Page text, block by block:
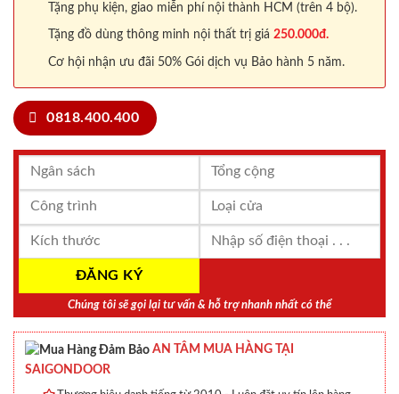
Tặng phụ kiện, giao miễn phí nội thành HCM (trên 4 bộ).
Tặng đồ dùng thông minh nội thất trị giá 250.000đ.
Cơ hội nhận ưu đãi 50% Gói dịch vụ Bảo hành 5 năm.
0818.400.400
Chúng tôi sẽ gọi lại tư vấn & hỗ trợ nhanh nhất có thể
AN TÂM MUA HÀNG TẠI
SAIGONDOOR